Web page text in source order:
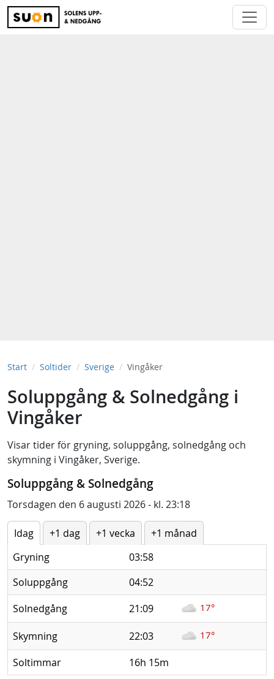
Start Soltider Sverige Vingåker
Soluppgång & Solnedgång i
Vingåker
Visar tider för gryning, soluppgång, solnedgång och
skymning i Vingåker, Sverige.
Soluppgång & Solnedgång
Torsdagen den 6 augusti 2026 - kl. 23:18
Idag +1 dag +1 vecka
+1 månad
Gryning
03:58
Soluppgång
04:52
Solnedgång
21:09 17°
Skymning 22:03 17°
Soltimmar 16h 15m